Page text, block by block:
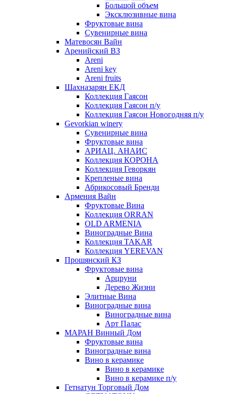
Большой объем
Эксклюзивные вина
Фруктовые вина
Cувенирные вина
Матевосян Вайн
Аренийский ВЗ
Areni
Areni key
Areni fruits
Шахназарян ЕКД
Коллекция Гаясон
Коллекция Гаясон п/у
Коллекция Гаясон Новогодняя п/у
Gevorkian winery
Сувенирные вина
Фруктовые вина
АРИАЦ. АНАИС
Коллекция КОРОНА
Коллекция Геворкян
Крепленые вина
Абрикосовый Бренди
Армения Вайн
Фруктовые Вина
Коллекция ORRAN
OLD ARMENIA
Виноградные Вина
Коллекция TAKAR
Коллекция YEREVAN
Прошянский КЗ
Фруктовые вина
Арцруни
Дерево Жизни
Элитные Вина
Виноградные вина
Виноградные вина
Арт Палас
МАРАН Винный Дом
Фруктовые вина
Виноградные вина
Вино в керамике
Вино в керамике
Вино в керамике п/у
Гетнатун Торговый Дом